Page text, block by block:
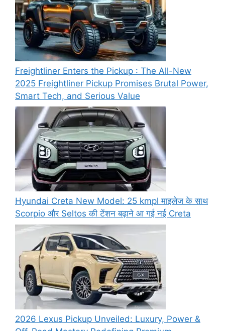
Freightliner Enters the Pickup : The All-New
2025 Freightliner Pickup Promises Brutal Power,
Smart Tech, and Serious Value
Hyundai Creta New Model: 25 kmpl माइलेज के साथ
Scorpio और Seltos की टेंशन बढ़ाने आ गई नई Creta
2026 Lexus Pickup Unveiled: Luxury, Power &